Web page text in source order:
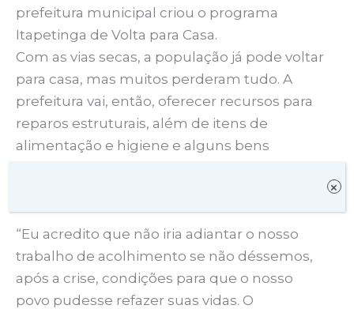
prefeitura municipal criou o programa
Itapetinga de Volta para Casa.
Com as vias secas, a população já pode voltar
para casa, mas muitos perderam tudo. A
prefeitura vai, então, oferecer recursos para
reparos estruturais, além de itens de
alimentação e higiene e alguns bens
“Eu acredito que não iria adiantar o nosso
trabalho de acolhimento se não déssemos,
após a crise, condições para que o nosso
povo pudesse refazer suas vidas. O
×